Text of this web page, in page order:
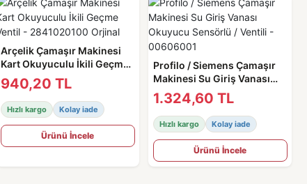
Arçelik Çamaşır Makinesi
Kart Okuyuculu İkili Geçme
Ventil - 2841020100 Orjinal
940,20 TL
Hızlı kargo Kolay iade
Ürünü İncele
Profilo / Siemens Çamaşır
Makinesi Su Giriş Vanası
Okuyucu Sensörlü / Ventili -
00606001
1.324,60 TL
Hızlı kargo Kolay iade
Ürünü İncele